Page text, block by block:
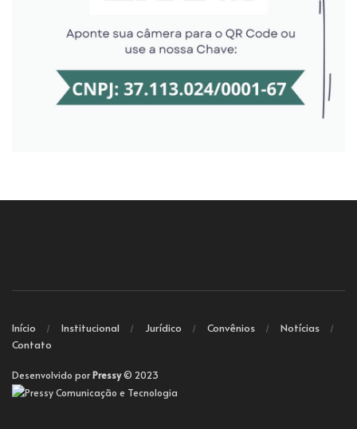
Início Institucional Jurídico Convênios
Notícias
Contato
Desenvolvido porPressy© 2023